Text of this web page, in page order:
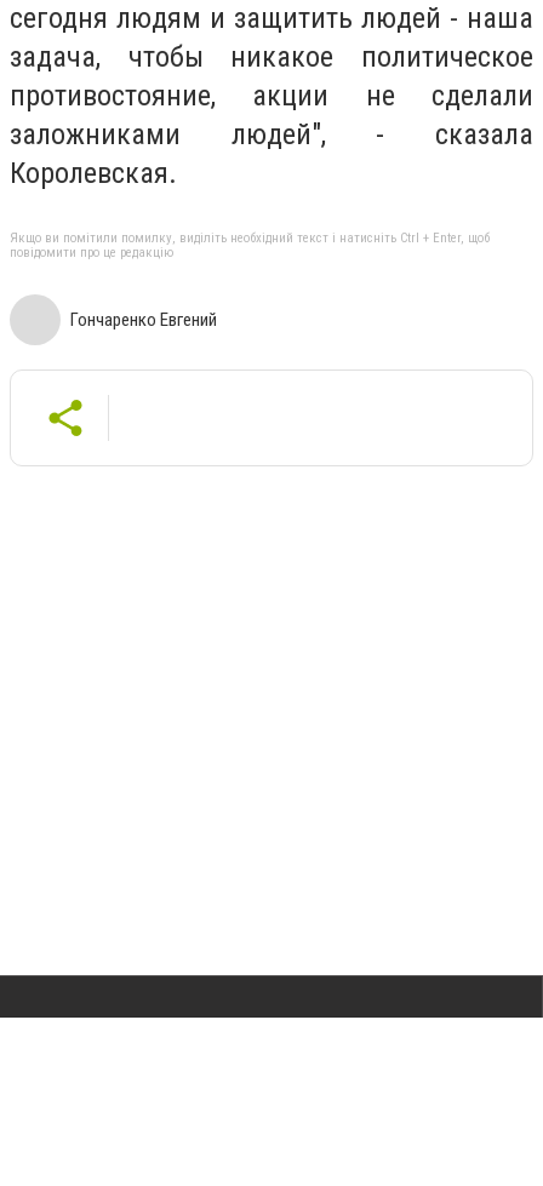
сегодня людям и защитить людей - наша
задача, чтобы никакое политическое
противостояние, акции не сделали
заложниками людей", - сказала
Королевская.
Якщо ви помітили помилку, виділіть необхідний текст і натисніть Ctrl + Enter, щоб
повідомити про це редакцію
Гончаренко Евгений